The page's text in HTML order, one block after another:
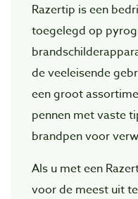
Razertip is een
toegelegd op
de veeleisende
een groot
pennen met vaste
brandpen voor
Als u met een
voor de meest uit